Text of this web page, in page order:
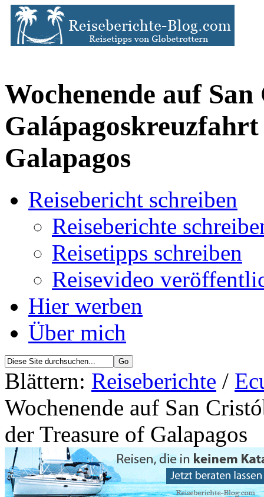
Wochenende auf
Galapagos
Reisebericht schreiben
Reiseberichte
Reisetipps schreiben
Reisevideo
Hier werben
Über mich
Blättern: Reiseberichte /
Wochenende auf San
der Treasure of Galapagos